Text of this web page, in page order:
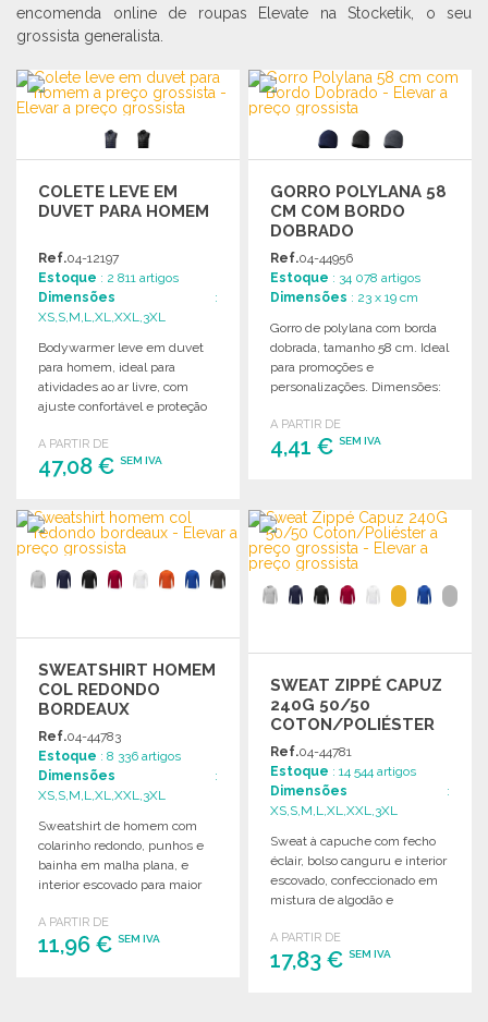
encomenda online de roupas Elevate na Stocketik, o seu
grossista generalista.
COLETE LEVE EM
DUVET PARA HOMEM
Ref.04-12197
Estoque : 2 811 artigos
Dimensões :
XS,S,M,L,XL,XXL,3XL
Bodywarmer leve em duvet
para homem, ideal para
atividades ao ar livre, com
ajuste confortável e proteção
A PARTIR DE
47,08 € SEM IVA
ENCOMENDAR
Solicitar um orçamento
GORRO POLYLANA 58
CM COM BORDO
DOBRADO
Ref.04-44956
Estoque : 34 078 artigos
Dimensões : 23 x 19 cm
Gorro de polylana com borda
dobrada, tamanho 58 cm. Ideal
para promoções e
personalizações. Dimensões:
A PARTIR DE
4,41 €SEM IVA
Solicitar um orçamento
SWEATSHIRT HOMEM
COL REDONDO
BORDEAUX
Ref.04-44783
Estoque : 8 336 artigos
Dimensões :
XS,S,M,L,XL,XXL,3XL
Sweatshirt de homem com
colarinho redondo, punhos e
bainha em malha plana, e
interior escovado para maior
A PARTIR DE
11,96 € SEM IVA
SWEAT ZIPPÉ CAPUZ
240G 50/50
COTON/POLIÉSTER
Ref.04-44781
Estoque : 14 544 artigos
Dimensões :
XS,S,M,L,XL,XXL,3XL
Sweat à capuche com fecho
éclair, bolso canguru e interior
escovado, confeccionado em
mistura de algodão e
A PARTIR DE
17,83 €SEM IVA